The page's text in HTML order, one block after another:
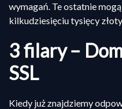
wymagań. Te ostatnie
kilkudziesięciu tysięcy
3 filary –
SSL
Kiedy już znajdziemy